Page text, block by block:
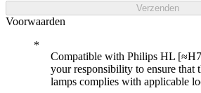
Verzenden
Voorwaarden
Compatible with Philips HL
your responsibility to ensure that
lamps complies with applicable